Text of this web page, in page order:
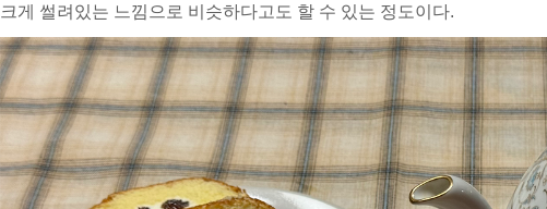
크게 썰려있는 느낌으로 비슷하다고도 할 수 있는 정도이다.